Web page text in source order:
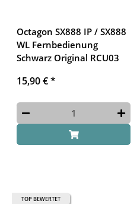
Octagon SX888 IP / SX888
WL Fernbedienung
Schwarz Original RCU03
15,90 €*
TOP BEWERTET